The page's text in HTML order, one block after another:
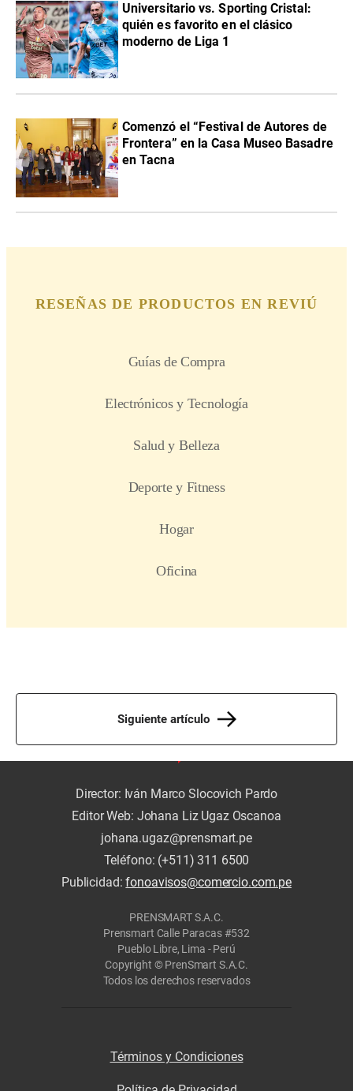
Universitario vs. Sporting Cristal:
quién es favorito en el clásico
moderno de Liga 1
Comenzó el “Festival de Autores de
Frontera” en la Casa Museo Basadre
en Tacna
Siguiente artículo
Director: Iván Marco Slocovich Pardo
Editor Web: Johana Liz Ugaz Oscanoa
johana.ugaz@prensmart.pe
Teléfono: (+511) 311 6500
Publicidad:fonoavisos@comercio.com.pe
PRENSMART S.A.C.
Prensmart Calle Paracas #532
Pueblo Libre, Lima - Perú
Copyright © PrenSmart S.A.C.
Todos los derechos reservados
Términos y Condiciones